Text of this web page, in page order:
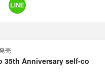
売
35th Anniversary self-co